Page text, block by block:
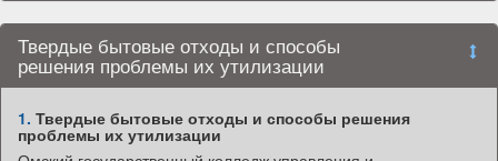
Твердые бытовые отходы и способы
решения проблемы их утилизации
1. Твердые бытовые отходы и способы решения
проблемы их утилизации